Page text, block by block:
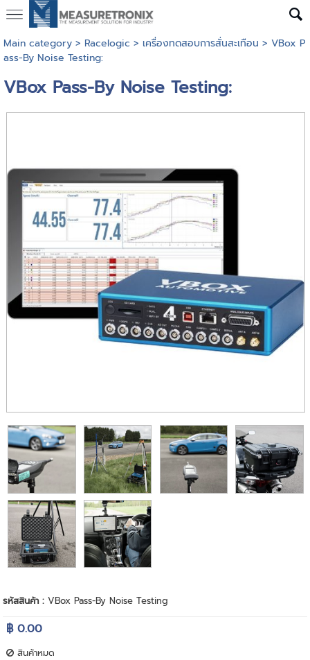
Main category> Racelogic > เครื่องทดสอบการสั่นสะเทือน > VBox P
ass-By Noise Testing:
VBox Pass-By Noise Testing:
รหัสสินค้า :VBox Pass-By Noise Testing
฿ 0.00
สินค้าหมด